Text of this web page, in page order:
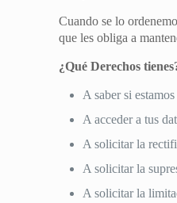
Cuando se lo
que les obliga a
¿Qué Derechos
A saber si
A acceder a tus
A solicitar la
A solicitar la
A solicitar la